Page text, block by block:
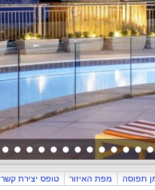
תפוסה מפת האיזור טופס יצירת קשר